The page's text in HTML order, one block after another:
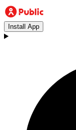
Install App